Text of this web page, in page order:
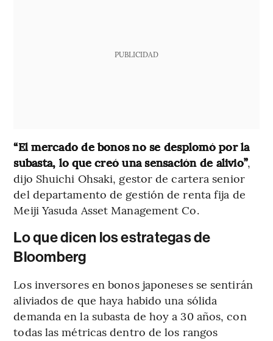
PUBLICIDAD
“El mercado de bonos no se desplomó por la
subasta, lo que creó una sensación de alivio”,
dijo Shuichi Ohsaki, gestor de cartera senior
del departamento de gestión de renta fija de
Meiji Yasuda Asset Management Co.
Lo que dicen los estrategas de
Bloomberg
Los inversores en bonos japoneses se sentirán
aliviados de que haya habido una sólida
demanda en la subasta de hoy a 30 años, con
todas las métricas dentro de los rangos